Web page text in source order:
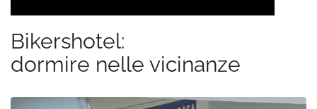
Bikershotel:
dormire nelle vicinanze